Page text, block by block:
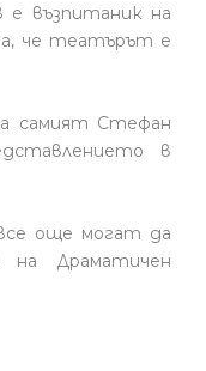
е възпитаник на
че театърът е
самият Стефан
в
още могат да
Драматичен